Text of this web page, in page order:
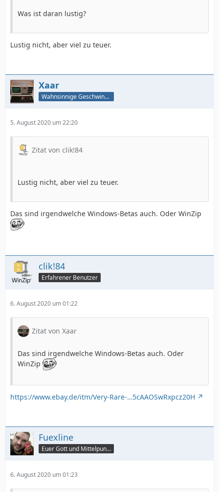
Was ist daran lustig?
Lustig nicht, aber viel zu teuer.
Xaar
Wahnsinnige Geschwindigkeit - und los!
5. August 2020 um 22:20
Zitat von clik!84
Lustig nicht, aber viel zu teuer.
Das sind irgendwelche Windows-Betas auch. Oder WinZip
clik!84
Erfahrener Benutzer
6. August 2020 um 01:22
Zitat von Xaar
Das sind irgendwelche Windows-Betas auch. Oder
WinZip
https://www.ebay.de/itm/Very-Rare-…5cAAOSwRxpcz20H
Fuexline
Euer Gott und Mittelpunkt
6. August 2020 um 01:23